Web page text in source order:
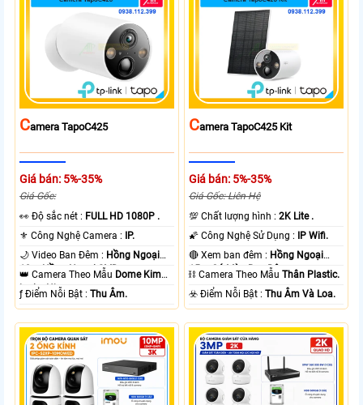
CAmera TapoC425
Giá bán: 5%-35%
Giá Gốc:
️👀 Độ sắc nét : FULL HD 1080P .
⚜️ Công Nghệ Camera : IP.
🌙 Video Ban Đêm : Hồng Ngoại
10m Hồng Ngoại SMD.
👑 Camera Theo Mẫu Dome Kim
loại + Nhựa.
️ƒ Điểm Nỗi Bật :Thu Âm.
CAmera TapoC425 Kit
Giá bán: 5%-35%
Giá Gốc: Liên Hệ
💯 Chất lượng hình :2K Lite .
🌠 Công Nghệ Sử Dụng : IP Wifi.
🔴 Xem ban đêm : Hồng Ngoại
15m Có Màu Ban Ðêm.
⛓ Camera Theo MẫuThân Plastic.
️☣️ Điểm Nỗi Bật :Thu Âm Và Loa.